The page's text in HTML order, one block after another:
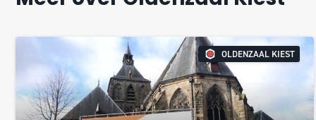
OLDENZAAL KIEST